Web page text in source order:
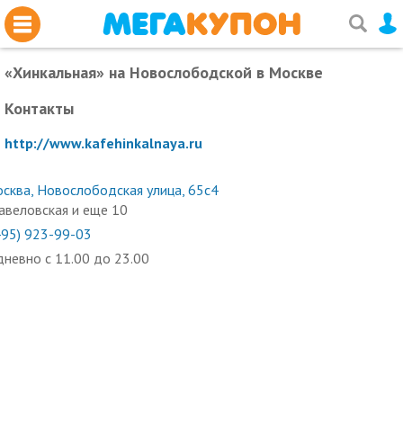
«Хинкальная» на Новослободской в Москве
Контакты
http://www.kafehinkalnaya.ru
Новослободская улица, 65с4
и еще 10
923-99-03
с 11.00 до 23.00